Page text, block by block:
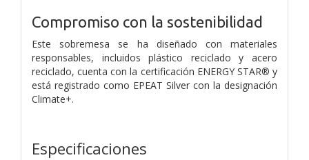
Compromiso con la sostenibilidad
Este sobremesa se ha diseñado con materiales
responsables, incluidos plástico reciclado y acero
reciclado, cuenta con la certificación ENERGY STAR® y
está registrado como EPEAT Silver con la designación
Climate+.
Especificaciones